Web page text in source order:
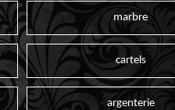
marbre
cartels
argenterie